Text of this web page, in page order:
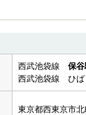
西武池袋線 保
西武池袋線 ひ
東京都西東京市